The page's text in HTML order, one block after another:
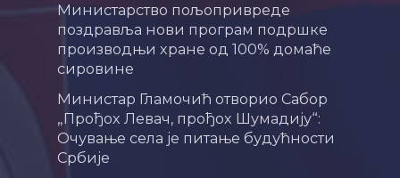
Министарство пољопривреде
поздравља нови програм подршке
производњи хране од 100% домаће
сировине
Министар Гламочић отворио Сабор
„Прођох Левач, прођох Шумадију“:
Очување села је питање будућности
Србије